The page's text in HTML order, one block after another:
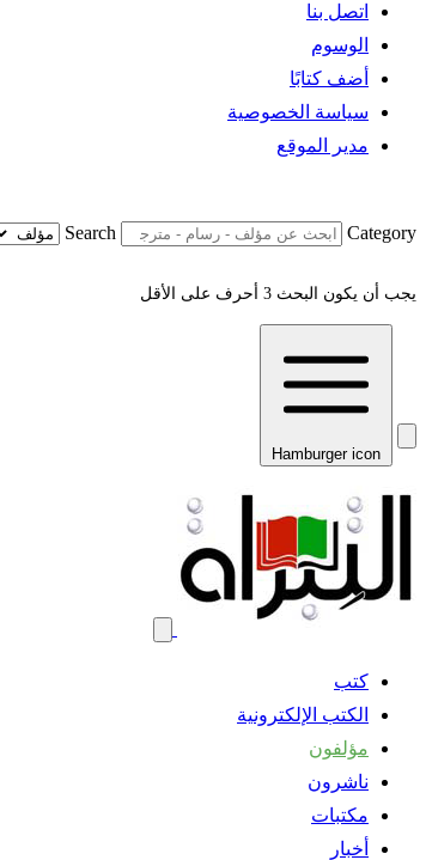
اتصل بنا
الوسوم
أضف كتابًا
سياسة الخصوصية
مدير الموقع
Search Category
يجب أن يكون البحث 3 أحرف على الأقل
Hamburger icon
كتب
الكتب الإلكترونية
مؤلفون
ناشرون
مكتبات
أخبار